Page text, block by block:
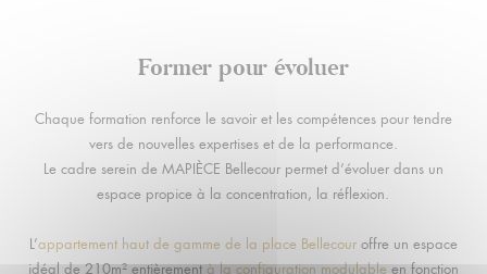
Former pour évoluer
Chaque formation renforce le savoir et les compétences pour tendre
vers de nouvelles expertises et de la performance.
Le cadre serein de MAPIÈCE Bellecour permet d’évoluer dans un
espace propice à la concentration, la réflexion.
L’appartement haut de gamme de la place Bellecouroffre un espace
idéal de 210m² entièrementà la configuration modulableen fonction